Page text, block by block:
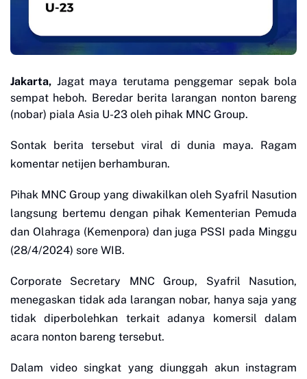
Jakarta, Jagat maya terutama penggemar sepak bola
sempat heboh. Beredar berita larangan nonton bareng
(nobar) piala Asia U-23 oleh pihak MNC Group.
Sontak berita tersebut viral di dunia maya. Ragam
komentar netijen berhamburan.
Pihak MNC Group yang diwakilkan oleh Syafril Nasution
langsung bertemu dengan pihak Kementerian Pemuda
dan Olahraga (Kemenpora) dan juga PSSI pada Minggu
(28/4/2024) sore WIB.
Corporate Secretary MNC Group, Syafril Nasution,
menegaskan tidak ada larangan nobar, hanya saja yang
tidak diperbolehkan terkait adanya komersil dalam
acara nonton bareng tersebut.
Dalam video singkat yang diunggah akun instagram